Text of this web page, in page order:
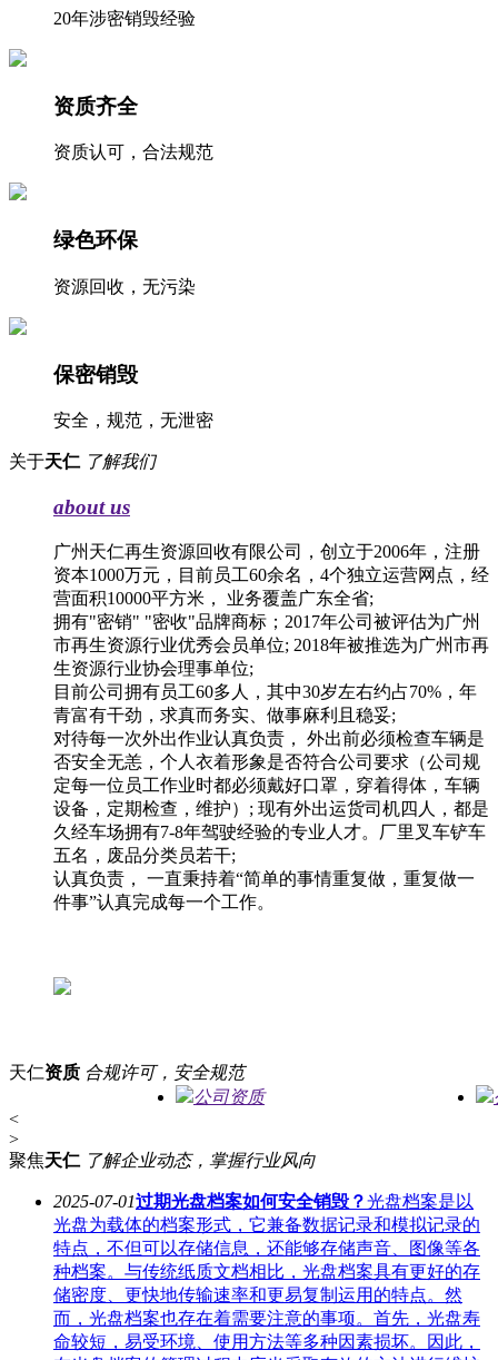
20年涉密销毁经验
资质齐全
资质认可，合法规范
绿色环保
资源回收，无污染
保密销毁
安全，规范，无泄密
关于天仁 了解我们
about us
广州天仁再生资源回收有限公司，创立于2006年，注册
资本1000万元，目前员工60余名，4个独立运营网点，经
营面积10000平方米， 业务覆盖广东全省;
拥有"密销" "密收"品牌商标；2017年公司被评估为广州
市再生资源行业优秀会员单位; 2018年被推选为广州市再
生资源行业协会理事单位;
目前公司拥有员工60多人，其中30岁左右约占70%，年
青富有干劲，求真而务实、做事麻利且稳妥;
对待每一次外出作业认真负责， 外出前必须检查车辆是
否安全无恙，个人衣着形象是否符合公司要求（公司规
定每一位员工作业时都必须戴好口罩，穿着得体，车辆
设备，定期检查，维护）; 现有外出运货司机四人，都是
久经车场拥有7-8年驾驶经验的专业人才。厂里叉车铲车
五名，废品分类员若干;
认真负责， 一直秉持着“简单的事情重复做，重复做一
件事”认真完成每一个工作。
天仁资质 合规许可，安全规范
公司资质
<
>
聚焦天仁 了解企业动态，掌握行业风向
2025-07-01过期光盘档案如何安全销毁？光盘档案是以
光盘为载体的档案形式，它兼备数据记录和模拟记录的
特点，不但可以存储信息，还能够存储声音、图像等各
种档案。与传统纸质文档相比，光盘档案具有更好的存
储密度、更快地传输速率和更易复制运用的特点。然
而，光盘档案也存在着需要注意的事项。首先，光盘寿
命较短，易受环境、使用方法等多种因素损坏。因此，